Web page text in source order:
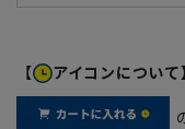
【 アイコンについて】